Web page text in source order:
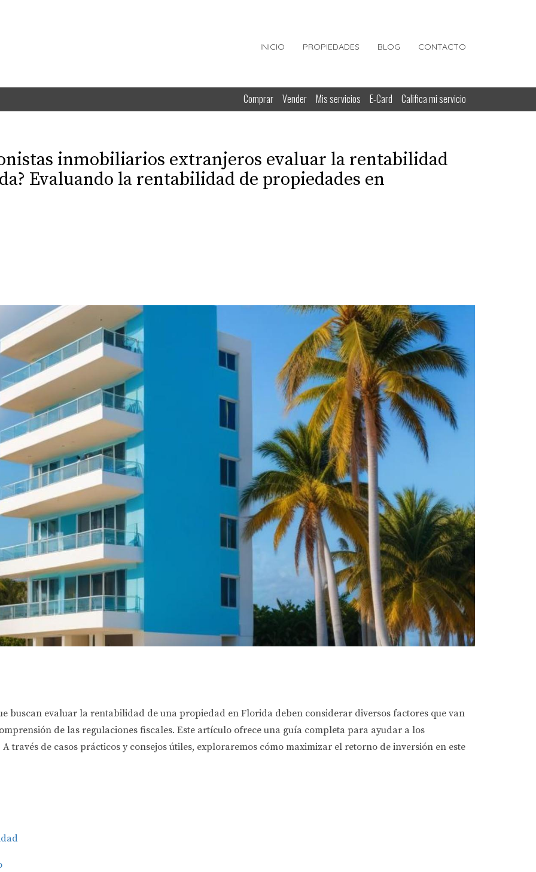
INICIO PROPIEDADES BLOG CONTACTO
Comprar Vender Mis servicios E-Card Califica mi servicio
inmobiliarios extranjeros evaluar la rentabilidad
Evaluando la rentabilidad de propiedades en
buscan evaluar la rentabilidad de una propiedad en Florida deben considerar diversos factores que van
de las regulaciones fiscales. Este artículo ofrece una guía completa para ayudar a los
través de casos prácticos y consejos útiles, exploraremos cómo maximizar el retorno de inversión en este